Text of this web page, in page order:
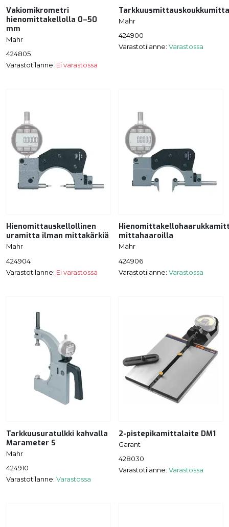
Vakiomikrometri
hienomittakellolla 0–50
mm
Mahr
424805
Varastotilanne: Ei varastossa
Tarkkuusmittauskoukkumitta
Mahr
424900
Varastotilanne: Varastossa
Hienomittauskellollinen
uramitta ilman mittakärkiä
Mahr
424904
Varastotilanne: Ei varastossa
mittahaaroilla
Mahr
424906
Varastotilanne: Varastossa
Tarkkuusuratulkki kahvalla
Marameter S
Mahr
424910
Varastotilanne: Varastossa
2-pistepikamittalaite DM1
Garant
428030
Varastotilanne: Varastossa